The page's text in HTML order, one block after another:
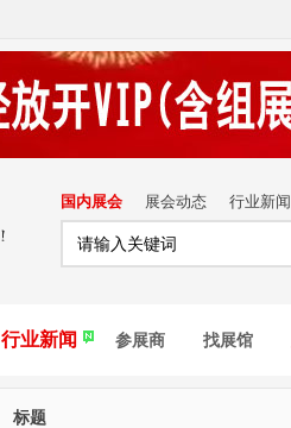
国内展会 展会动态 行业新闻
行业新闻 参展商 找展馆
标题